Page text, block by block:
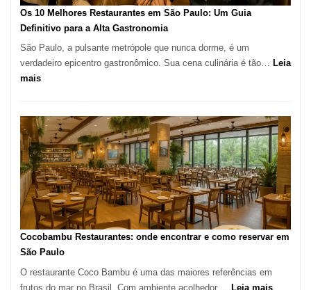
à
Vila
da
Os 10 Melhores Restaurantes em São Paulo: Um Guia
Definitivo para a Alta Gastronomia
São Paulo, a pulsante metrópole que nunca dorme, é um
verdadeiro epicentro gastronômico. Sua cena culinária é tão… Leia
mais:
Melhores
Restaurantes
em
São
Paulo:
Um
Guia
Definitivo
para
Alta
Cocobambu Restaurantes: onde encontrar e como reservar em
São Paulo
O restaurante Coco Bambu é uma das maiores referências em
frutos do mar no Brasil. Com ambiente acolhedor,…
Leia mais: